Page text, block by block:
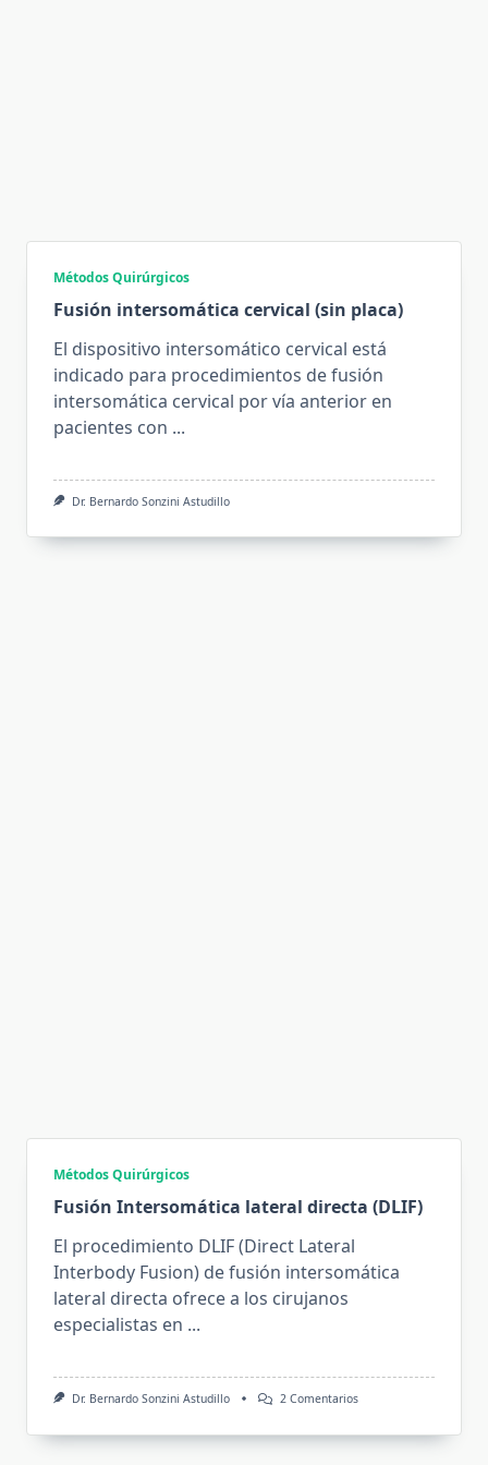
Métodos Quirúrgicos
Fusión intersomática cervical (sin placa)
El dispositivo intersomático cervical está
indicado para procedimientos de fusión
intersomática cervical por vía anterior en
pacientes con ...
Dr. Bernardo Sonzini Astudillo
Métodos Quirúrgicos
Fusión Intersomática lateral directa (DLIF)
El procedimiento DLIF (Direct Lateral
Interbody Fusion) de fusión intersomática
lateral directa ofrece a los cirujanos
especialistas en ...
Dr. Bernardo Sonzini Astudillo 2 ComentariosEn